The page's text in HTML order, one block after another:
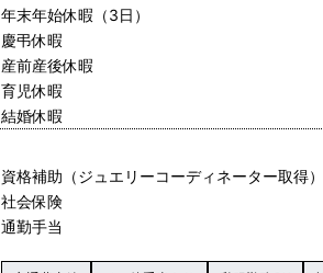
年末年始休暇（3日）
慶弔休暇
産前産後休暇
育児休暇
結婚休暇
資格補助（ジュエリーコーディネーター取得）
社会保険
通勤手当